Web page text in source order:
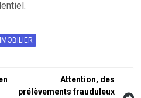
Attention, des
prélèvements frauduleux